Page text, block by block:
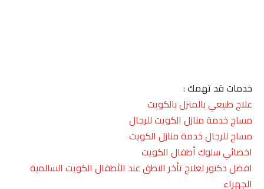
خدمات قد تهمك :
علاج طبيعي بالمنزل بالكويت
مساج خدمة منازل الكويت للرجال
مساج للرجال خدمة منازل الكويت
اخصائي سلوك أطفال الكويت
افضل دكتور لعلاج تأخر النطق عند الأطفال الكويت السالمية
الجهراء